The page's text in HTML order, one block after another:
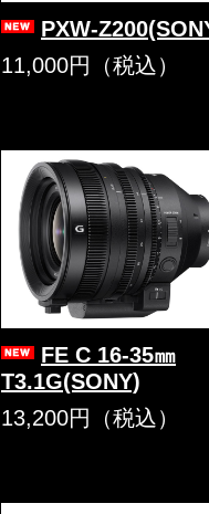
PXW-
11,000円（税込）
FE C 16-35㎜
T3.1G(SONY)
13,200円（税込）